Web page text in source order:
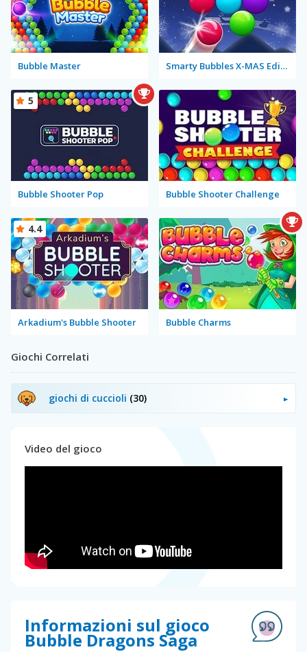
Bubble Master Smarty Bubbles X-MAS Edition
Bubble Shooter Pop
5
Bubble Shooter Challenge
Arkadium's Bubble Shooter
4.4
Bubble Charms
Giochi Correlati
giochi di cuccioli (30)
Video del gioco
Informazioni sul gioco
Bubble Dragons Saga